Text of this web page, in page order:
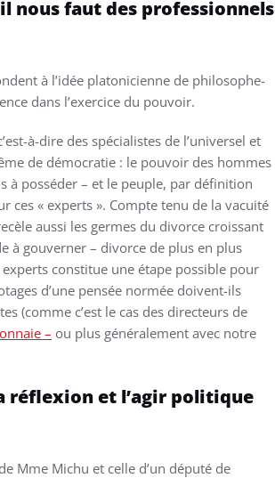
nous faut des professionnels
à l’idée platonicienne de philosophe-
dans l’exercice du pouvoir.
à-dire des spécialistes de l’universel et
de démocratie : le pouvoir des hommes
à posséder – et le peuple, par définition
ces « experts ». Compte tenu de la vacuité
aussi les germes du divorce croissant
à gouverner – divorce de plus en plus
constitue une étape possible pour
d’une pensée normée doivent-ils
(comme c’est le cas des directeurs de
– ou plus généralement avec notre
réflexion et l’agir politique
Mme Michu et celle d’un député de